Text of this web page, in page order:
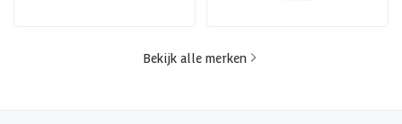
Bekijk alle merken